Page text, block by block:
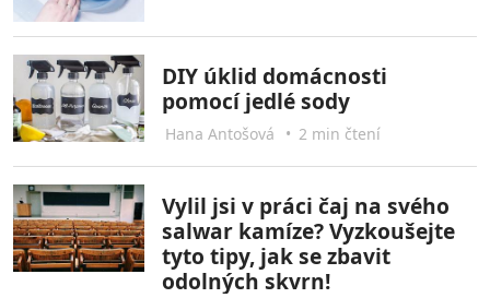
DIY úklid domácnosti
pomocí jedlé sody
Hana Antošová • 2 min čtení
Vylil jsi v práci čaj na svého
salwar kamíze? Vyzkoušejte
tyto tipy, jak se zbavit
odolných skvrn!